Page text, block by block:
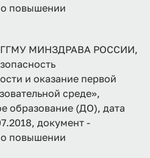
о повышении
МИНЗДРАВА РОССИИ,
и оказание первой
среде»,
образование (ДО), дата
документ -
о повышении